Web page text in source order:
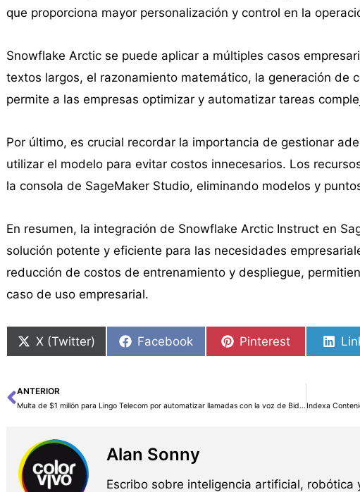
que proporciona mayor personalización y control en la
Snowflake Arctic se puede aplicar a múltiples casos
textos largos, el razonamiento matemático, la generación de
permite a las empresas optimizar y automatizar tareas
Por último, es crucial recordar la importancia de gestionar
utilizar el modelo para evitar costos innecesarios. Los
la consola de SageMaker Studio, eliminando modelos y
En resumen, la integración de Snowflake Arctic Instruct en
solución potente y eficiente para las necesidades
reducción de costos de entrenamiento y despliegue,
caso de uso empresarial.
X (Twitter) Facebook Pinterest
Ant
ANTERIOR
Multa de $1 millón para Lingo Telecom por automatizar llamadas con la voz de Biden con IA
Alan Sonny
Escribo sobre inteligencia artificial,